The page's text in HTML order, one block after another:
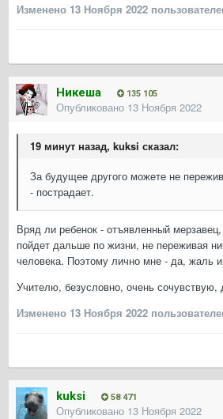
Изменено 13 Ноября 2022
Никеша 135 105
Опубликовано 13 Ноября 2022
19 минут назад, kuksi сказал:
За будущее другого можете не
- пострадает.
Вряд ли ребенок - отъявленный
пойдет дальше по жизни, не переживая
человека. Поэтому лично мне - да, жаль и
Учителю, безусловно, очень сочувствую,
Изменено 13 Ноября 2022
kuksi 58 471
Опубликовано 13 Ноября 2022